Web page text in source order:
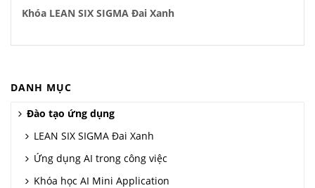
Khóa LEAN SIX SIGMA Đai Xanh
DANH MỤC
Đào tạo ứng dụng
LEAN SIX SIGMA Đai Xanh
Ứng dụng AI trong công việc
Khóa học AI Mini Application